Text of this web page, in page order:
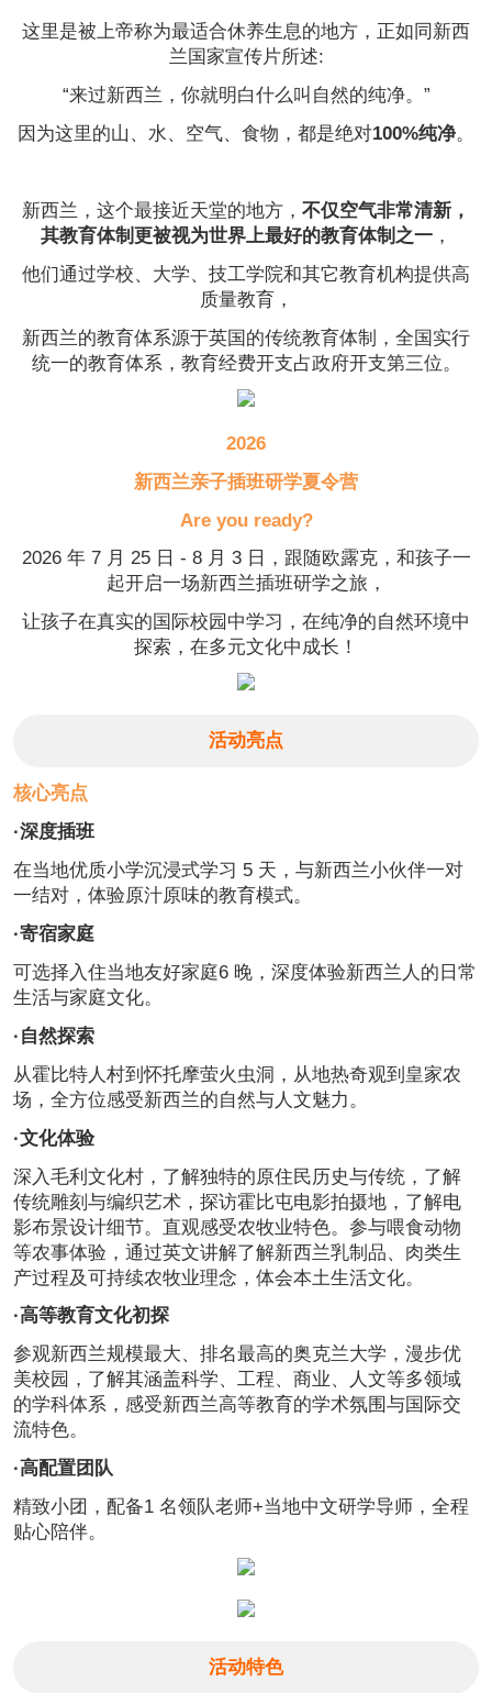
这里是被上帝称为最适合休养生息的地方，正如同新西
兰国家宣传片所述:
“来过新西兰，你就明白什么叫自然的纯净。”
因为这里的山、水、空气、食物，都是绝对100%纯净。
新西兰，这个最接近天堂的地方， 不仅空气非常清新，
其教育体制更被视为世界上最好的教育体制之一 ，
他们通过学校、大学、技工学院和其它教育机构提供高
质量教育，
新西兰的教育体系源于英国的传统教育体制，全国实行
统一的教育体系，教育经费开支占政府开支第三位。
2026
新西兰亲子插班研学夏令营
Are you ready?
2026 年 7 月 25 日 - 8 月 3 日，跟随欧露克，和孩子一
起开启一场新西兰插班研学之旅，
让孩子在真实的国际校园中学习，在纯净的自然环境中
探索，在多元文化中成长！
活动亮点
核心亮点
·深度插班
在当地优质小学沉浸式学习 5 天，与新西兰小伙伴一对
一结对，体验原汁原味的教育模式。
·寄宿家庭
可选择入住当地友好家庭6 晚，深度体验新西兰人的日常
生活与家庭文化。
·自然探索
从霍比特人村到怀托摩萤火虫洞，从地热奇观到皇家农
场，全方位感受新西兰的自然与人文魅力。
·文化体验
深入毛利文化村，了解独特的原住民历史与传统，了解
传统雕刻与编织艺术，探访霍比屯电影拍摄地，了解电
影布景设计细节。直观感受农牧业特色。参与喂食动物
等农事体验，通过英文讲解了解新西兰乳制品、肉类生
产过程及可持续农牧业理念，体会本土生活文化。
·高等教育文化初探
参观新西兰规模最大、排名最高的奥克兰大学，漫步优
美校园，了解其涵盖科学、工程、商业、人文等多领域
的学科体系，感受新西兰高等教育的学术氛围与国际交
流特色。
·高配置团队
精致小团，配备1 名领队老师+当地中文研学导师，全程
贴心陪伴。
活动特色